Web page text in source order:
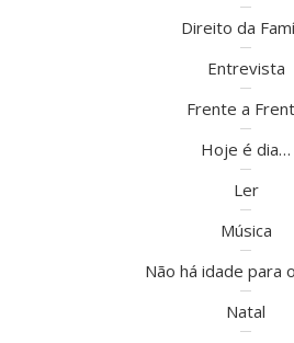
Direito da
Entrevista
Frente a
Hoje é dia…
Ler
Música
Não há idade para
Natal